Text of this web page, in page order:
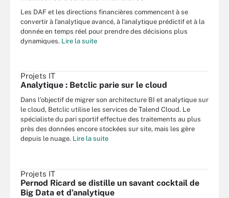
Les DAF et les directions financières commencent à se
convertir à l'analytique avancé, à l'analytique prédictif et à la
donnée en temps réel pour prendre des décisions plus
dynamiques. Lire la suite
Projets IT
Analytique : Betclic parie sur le cloud
Dans l’objectif de migrer son architecture BI et analytique sur
le cloud, Betclic utilise les services de Talend Cloud. Le
spécialiste du pari sportif effectue des traitements au plus
près des données encore stockées sur site, mais les gère
depuis le nuage. Lire la suite
Projets IT
Pernod Ricard se distille un savant cocktail de
Big Data et d’analytique